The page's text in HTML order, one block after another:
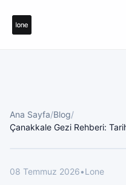
Ana Sayfa/Blog/
Çanakkale Gezi Rehberi:
08 Temmuz 2026•Lone